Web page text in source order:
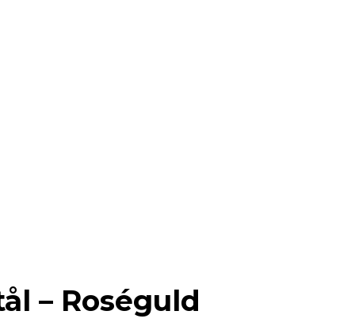
– Roséguld